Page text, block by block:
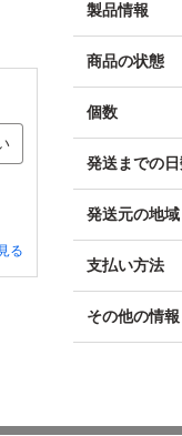
る
製品情報
商品の状態
個数
発送までの
発送元の地域
支払い方法
その他の情報